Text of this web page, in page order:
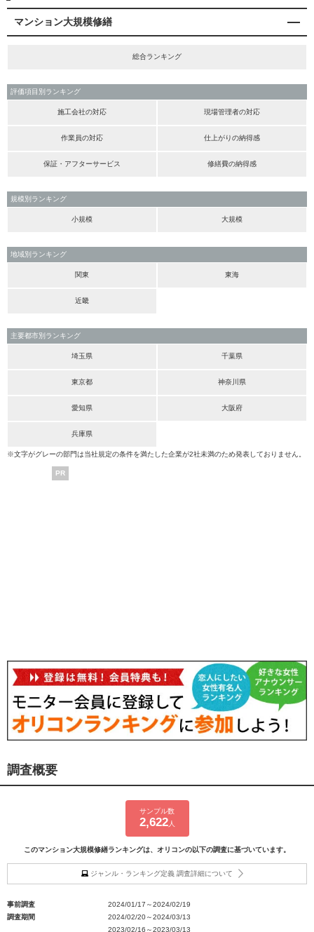
マンション大規模修繕
総合ランキング
評価項目別ランキング
施工会社の対応 現場管理者の対応
作業員の対応 仕上がりの納得感
保証・アフターサービス 修繕費の納得感
規模別ランキング
小規模 大規模
地域別ランキング
関東 東海
近畿
主要都市別ランキング
埼玉県 千葉県
東京都 神奈川県
愛知県 大阪府
兵庫県
※文字がグレーの部門は当社規定の条件を満たした企業が2社未満のため発表しておりません。
PR
調査概要
サンプル数
2,622人
このマンション大規模修繕ランキングは、オリコンの以下の調査に基づいています。
ジャンル・ランキング定義 調査詳細について
事前調査
2024/01/17～2024/02/19
調査期間
2024/02/20～2024/03/13
2023/02/16～2023/03/13